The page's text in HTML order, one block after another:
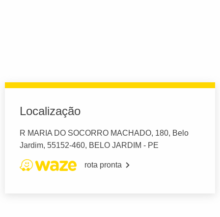
Localização
R MARIA DO SOCORRO MACHADO, 180, Belo
Jardim, 55152-460, BELO JARDIM - PE
rota pronta